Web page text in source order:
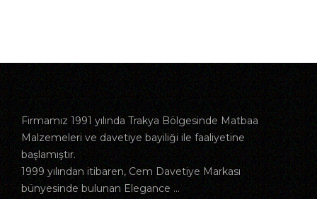
Firmamız 1991 yılında Trakya Bölgesinde Matbaa
Malzemeleri ve davetiye bayiliği ile faaliyetine
başlamıştır.
1999 yılından itibaren, Cem Davetiye Markası
bünyesinde bulunan Elegance ...